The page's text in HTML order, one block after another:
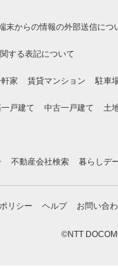
末からの情報の外部送信につ
する表記について
家 賃貸マンション 駐車
戸建て 中古一戸建て 土
不動産会社検索 暮らしデ
リシー ヘルプ お問い合
©NTT